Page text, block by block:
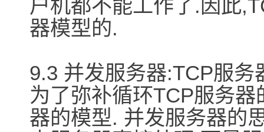
户机都不能工作了.因此
器模型的.
9.3 并发服务器:TCP服务
为了弥补循环TCP服务
器的模型. 并发服务器的